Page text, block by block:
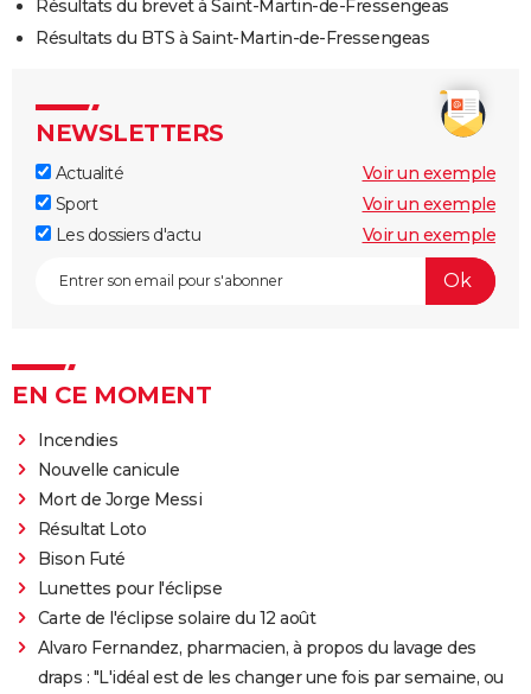
Résultats du brevet à Saint-Martin-de-Fressengeas
Résultats du BTS à Saint-Martin-de-Fressengeas
NEWSLETTERS
Actualité
Voir un exemple
Sport
Voir un exemple
Les dossiers d'actu
Voir un exemple
EN CE MOMENT
Incendies
Nouvelle canicule
Mort de Jorge Messi
Résultat Loto
Bison Futé
Lunettes pour l'éclipse
Carte de l'éclipse solaire du 12 août
Alvaro Fernandez, pharmacien, à propos du lavage des
draps : "L'idéal est de les changer une fois par semaine, ou